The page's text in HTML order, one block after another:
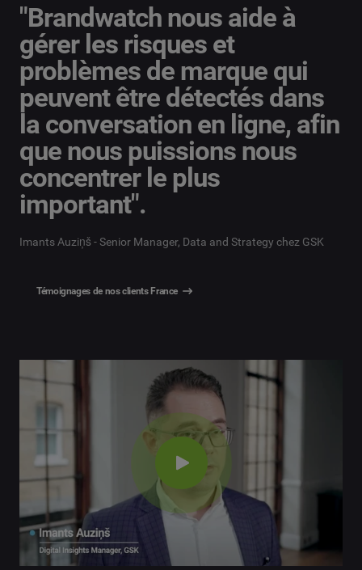
"Brandwatch nous aide à
gérer les risques et
problèmes de marque qui
peuvent être détectés dans
la conversation en ligne, afin
que nous puissions nous
concentrer le plus
important".
Imants Auziņš - Senior Manager, Data and Strategy chez GSK
Témoignages de nos clients France